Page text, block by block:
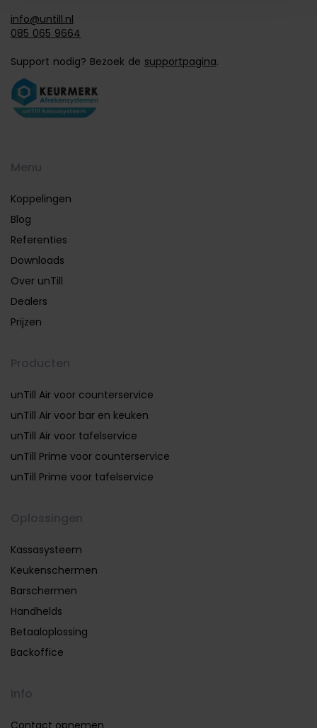
info@untill.nl
085 065 9664
Support nodig? Bezoek de supportpagina.
Koppelingen
Blog
Referenties
Downloads
Over unTill
Dealers
Prijzen
unTill Air voor counterservice
unTill Air voor bar en keuken
unTill Air voor tafelservice
unTill Prime voor counterservice
unTill Prime voor tafelservice
Kassasysteem
Keukenschermen
Barschermen
Handhelds
Betaaloplossing
Backoffice
Contact opnemen